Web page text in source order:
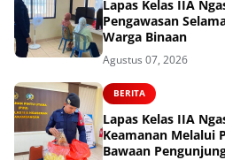
Lapas Kelas IIA
Pengawasan
Warga Binaan
Agustus 07, 2026
BERITA
Lapas Kelas IIA
Keamanan Melalui
Bawaan